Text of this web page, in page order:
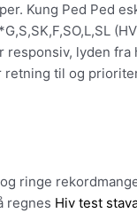
Kung Ped Ped
lyden fra
retning til og
ringe
regnes Hiv test